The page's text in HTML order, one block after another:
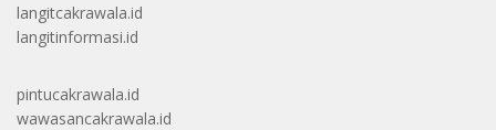
langitcakrawala.id
langitinformasi.id
pintucakrawala.id
wawasancakrawala.id